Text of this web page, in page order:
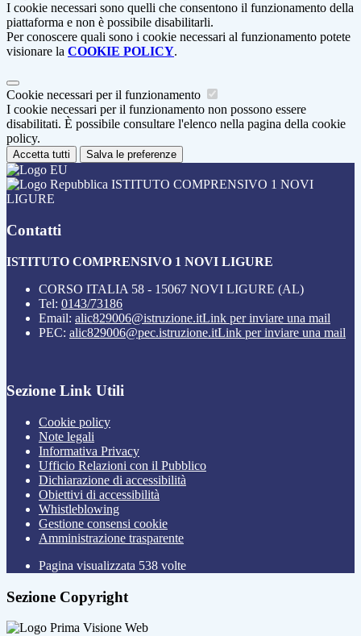
I cookie necessari sono quelli che consentono il funzionamento della
piattaforma e non è possibile disabilitarli.
Per conoscere quali sono i cookie necessari al funzionamento potete
visionare la COOKIE POLICY.
Cookie necessari per il funzionamento
I cookie necessari per il funzionamento non possono essere
disabilitati. È possibile consultare l'elenco nella pagina della cookie
policy.
Accetta tutti Salva le preferenze
ISTITUTO COMPRENSIVO 1 NOVI
LIGURE
Contatti
ISTITUTO COMPRENSIVO 1 NOVI LIGURE
CORSO ITALIA 58 - 15067 NOVI LIGURE (AL)
Tel: 0143/73186
Email: alic829006@istruzione.itLink per inviare una mail
PEC: alic829006@pec.istruzione.itLink per inviare una mail
Sezione Link Utili
Cookie policy
Note legali
Informativa Privacy
Ufficio Relazioni con il Pubblico
Dichiarazione di accessibilità
Obiettivi di accessibilità
Whistleblowing
Gestione consensi cookie
Amministrazione trasparente
Pagina visualizzata 538 volte
Sezione Copyright